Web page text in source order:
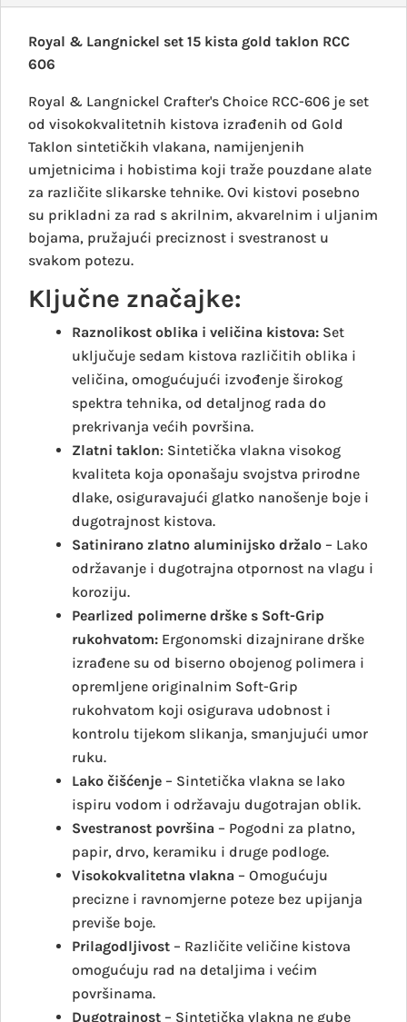
Royal & Langnickel set 15 kista gold taklon RCC
606
Royal & Langnickel Crafter's Choice RCC-606 je set
od visokokvalitetnih kistova izrađenih od Gold
Taklon sintetičkih vlakana, namijenjenih
umjetnicima i hobistima koji traže pouzdane alate
za različite slikarske tehnike. Ovi kistovi posebno
su prikladni za rad s akrilnim, akvarelnim i uljanim
bojama, pružajući preciznost i svestranost u
svakom potezu.
Ključne značajke:
Raznolikost oblika i veličina kistova: Set
uključuje sedam kistova različitih oblika i
veličina, omogućujući izvođenje širokog
spektra tehnika, od detaljnog rada do
prekrivanja većih površina.
Zlatni taklon: Sintetička vlakna visokog
kvaliteta koja oponašaju svojstva prirodne
dlake, osiguravajući glatko nanošenje boje i
dugotrajnost kistova.
Satinirano zlatno aluminijsko držalo – Lako
održavanje i dugotrajna otpornost na vlagu i
koroziju.
Pearlized polimerne drške s Soft-Grip
rukohvatom: Ergonomski dizajnirane drške
izrađene su od biserno obojenog polimera i
opremljene originalnim Soft-Grip
rukohvatom koji osigurava udobnost i
kontrolu tijekom slikanja, smanjujući umor
ruku.
Lako čišćenje – Sintetička vlakna se lako
ispiru vodom i održavaju dugotrajan oblik.
Svestranost površina – Pogodni za platno,
papir, drvo, keramiku i druge podloge.
Visokokvalitetna vlakna – Omogućuju
precizne i ravnomjerne poteze bez upijanja
previše boje.
Prilagodljivost – Različite veličine kistova
omogućuju rad na detaljima i većim
površinama.
Dugotrajnost – Sintetička vlakna ne gube